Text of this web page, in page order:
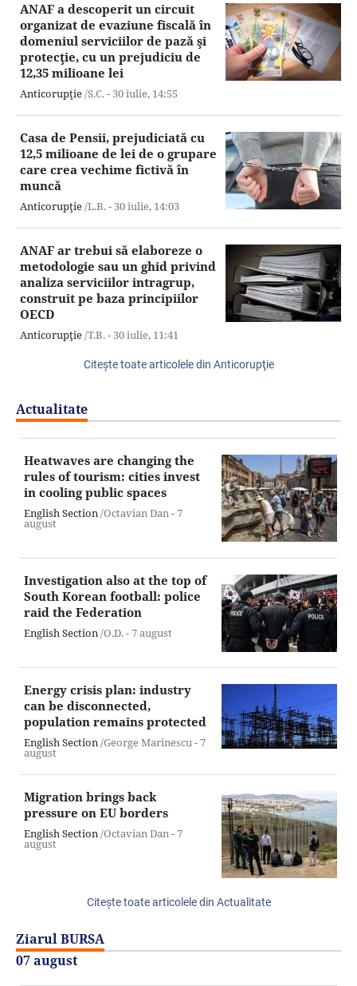
ANAF a descoperit un circuit
organizat de evaziune fiscală în
domeniul serviciilor de pază şi
protecţie, cu un prejudiciu de
12,35 milioane lei
Anticorupţie/S.C. - 30 iulie, 14:55
Casa de Pensii, prejudiciată cu
12,5 milioane de lei de o grupare
care crea vechime fictivă în
muncă
Anticorupţie/L.B. - 30 iulie, 14:03
ANAF ar trebui să elaboreze o
metodologie sau un ghid privind
analiza serviciilor intragrup,
construit pe baza principiilor
OECD
Anticorupţie/T.B. - 30 iulie, 11:41
Citeşte toate articolele din Anticorupţie
Actualitate
Heatwaves are changing the
rules of tourism: cities invest
in cooling public spaces
English Section/Octavian Dan -7
august
Investigation also at the top of
South Korean football: police
raid the Federation
English Section/O.D. -7 august
Energy crisis plan: industry
can be disconnected,
population remains protected
English Section/George Marinescu -7
august
Migration brings back
pressure on EU borders
English Section/Octavian Dan -7
august
Citeşte toate articolele din Actualitate
Ziarul BURSA
07 august